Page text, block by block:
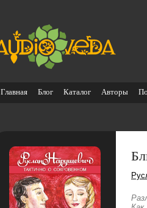
Главная Блог Каталог Авторы